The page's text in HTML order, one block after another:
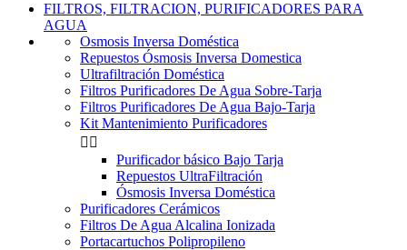
FILTROS, FILTRACION, PURIFICADORES PARA
AGUA
Osmosis Inversa Doméstica
Repuestos Ósmosis Inversa Domestica
Ultrafiltración Doméstica
Filtros Purificadores De Agua Sobre-Tarja
Filtros Purificadores De Agua Bajo-Tarja
Kit Mantenimiento Purificadores
 
Purificador básico Bajo Tarja
Repuestos UltraFiltración
Ósmosis Inversa Doméstica
Purificadores Cerámicos
Filtros De Agua Alcalina Ionizada
Portacartuchos Polipropileno